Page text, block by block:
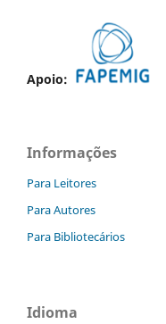
Apoio:
Informações
Para Leitores
Para Autores
Para Bibliotecários
Idioma